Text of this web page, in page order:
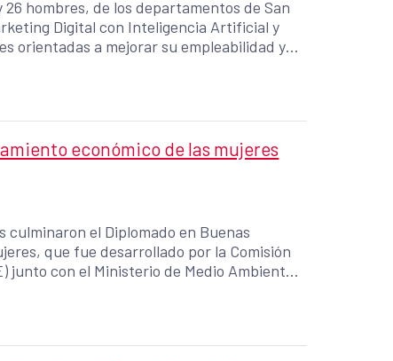
hombres, de los departamentos de San
Digital con Inteligencia Artificial y
orientadas a mejorar su empleabilidad y
económico de las mujeres
culminaron el Diplomado en Buenas
que fue desarrollado por la Comisión
junto con el Ministerio de Medio Ambiente y